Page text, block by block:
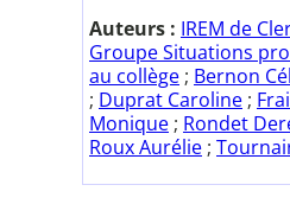
Auteurs : IREM de
Groupe Situations
au collège ; Bernon
; Duprat Caroline ;
Monique ; Rondet
Roux Aurélie ;